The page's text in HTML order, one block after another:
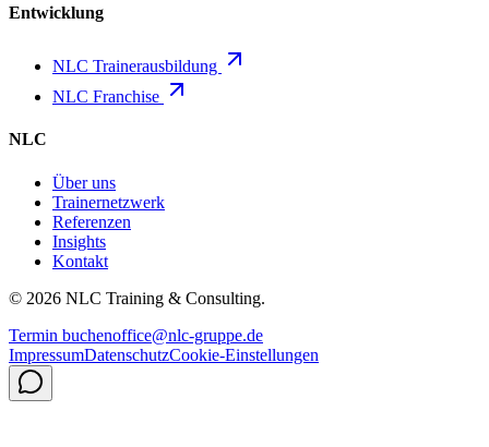
Entwicklung
NLC Trainerausbildung
NLC Franchise
NLC
Über uns
Trainernetzwerk
Referenzen
Insights
Kontakt
© 2026 NLC Training & Consulting.
Termin buchenoffice@nlc-gruppe.de
ImpressumDatenschutzCookie-Einstellungen